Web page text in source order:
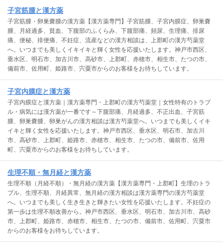
子宮筋腫と漢方薬
子宮筋腫・卵巣嚢腫の漢方薬【漢方薬専門】子宮筋腫、子宮内膜症、卵巣嚢
腫、月経過多、貧血、下腹部のふくらみ、下腹部痛、頻尿、生理痛、排尿
痛、便秘、排便痛、不妊症、流産などの漢方相談は、上郡町の漢方芍薬堂
へ。いつまでも美しくイキイキと輝く女性を応援いたします。神戸市西区、
垂水区、明石市、加古川市、高砂市、上郡町、赤穂市、相生市、たつの市、
備前市、佐用町、姫路市、宍粟市からのお客様をお待ちしています。
子宮内膜症と漢方薬
子宮内膜症と漢方薬｜漢方薬専門・上郡町の漢方芍薬堂｜女性特有のトラブ
ル・病気には漢方薬が一番です～下腹部痛、月経過多、不正出血、子宮筋
腫、卵巣嚢腫、卵巣がんの漢方相談は漢方芍薬堂へ。いつまでも美しくイキ
イキと輝く女性を応援いたします。神戸市西区、垂水区、明石市、加古川
市、高砂市、上郡町、姫路市、赤穂市、相生市、たつの市、備前市、佐用
町、宍粟市からのお客様をお待ちしています。
生理不順・無月経と漢方薬
生理不順（月経不順）・無月経の漢方薬【漢方薬専門・上郡町】生理のトラ
ブル、生理不順、月経異常、無月経の漢方相談は漢方薬専門の漢方芍薬堂
へ。いつまでも美しく生き生きと輝きたい女性を応援いたします。不妊症の
第一歩は生理不順改善から。神戸市西区、垂水区、明石市、加古川市、高砂
市、上郡町、姫路市、赤穂市、相生市、たつの市、備前市、佐用町、宍粟市
からのお客様をお待ちしています。